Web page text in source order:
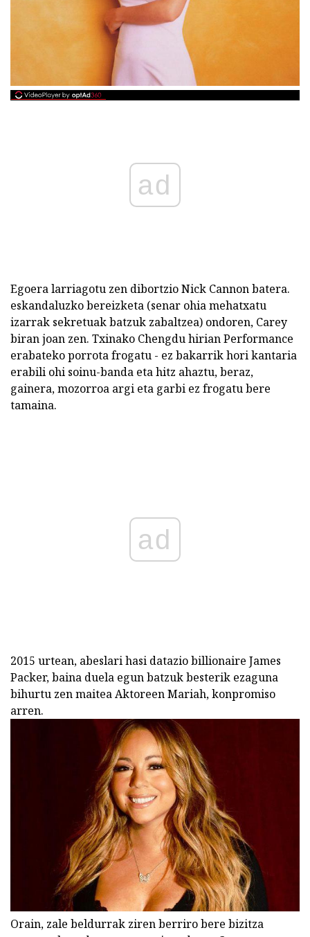
ad
Egoera larriagotu zen dibortzio Nick Cannon batera.
eskandaluzko bereizketa (senar ohia mehatxatu
izarrak sekretuak batzuk zabaltzea) ondoren, Carey
biran joan zen. Txinako Chengdu hirian Performance
erabateko porrota frogatu - ez bakarrik hori kantaria
erabili ohi soinu-banda eta hitz ahaztu, beraz,
gainera, mozorroa argi eta garbi ez frogatu bere
tamaina.
ad
2015 urtean, abeslari hasi datazio billionaire James
Packer, baina duela egun batzuk besterik ezaguna
bihurtu zen maitea Aktoreen Mariah, konpromiso
arren.
Orain, zale beldurrak ziren berriro bere bizitza